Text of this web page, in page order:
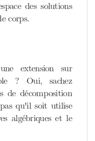
des solutions
corps.
extension sur
? Oui, sachez
de décomposition
qu'il soit utilise
algébriques et le